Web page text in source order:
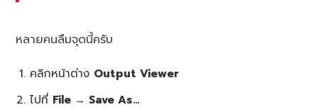
หลายคนลืมจุดนี้ครับ
คลิกหน้าต่าง Output Viewer
ไปที่ File → Save As…